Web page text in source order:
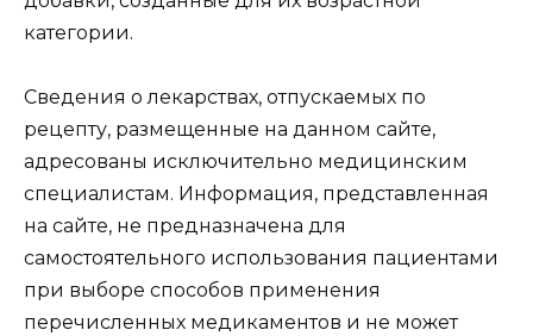
категории.
Сведения о лекарствах, отпускаемых по
рецепту, размещенные на данном сайте,
адресованы исключительно медицинским
специалистам. Информация, представленная
на сайте, не предназначена для
самостоятельного использования пациентами
при выборе способов применения
перечисленных медикаментов и не может